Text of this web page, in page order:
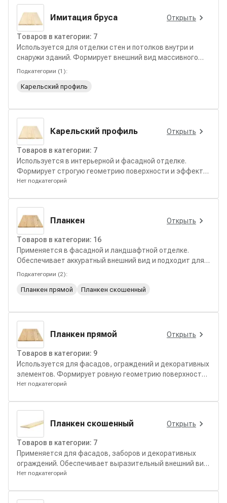
Имитация бруса Открыть
Товаров в категории: 7
Используется для отделки стен и потолков внутри и
снаружи зданий. Формирует внешний вид массивного
бруса при меньшем весе конструкции.
Подкатегории (1 ):
Карельский профиль
Карельский профиль Открыть
Товаров в категории: 7
Используется в интерьерной и фасадной отделке.
Формирует строгую геометрию поверхности и эффект
монолитной деревянной стены.
Нет подкатегорий
Планкен Открыть
Товаров в категории: 16
Применяется в фасадной и ландшафтной отделке.
Обеспечивает аккуратный внешний вид и подходит для
горизонтального и вертикального монтажа.
Подкатегории (2):
Планкен прямой Планкен скошенный
Планкен прямой Открыть
Товаров в категории: 9
Используется для фасадов, ограждений и декоративных
элементов. Формирует ровную геометрию поверхности
и лаконичный внешний вид.
Нет подкатегорий
Планкен скошенный Открыть
Товаров в категории: 7
Применяется для фасадов, заборов и декоративных
ограждений. Обеспечивает выразительный внешний вид
и эффективный отвод влаги с поверхности.
Нет подкатегорий